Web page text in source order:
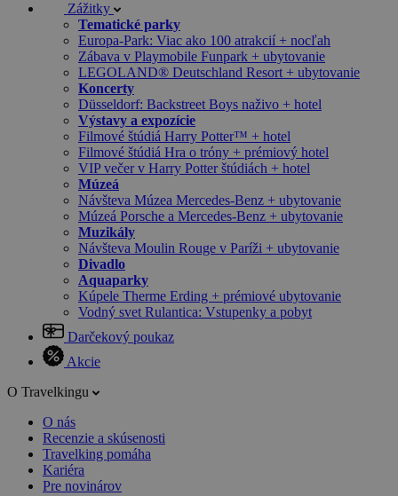
Zážitky
Tematické parky
Europa-Park: Viac ako 100 atrakcií + nocľah
Zábava v Playmobile Funpark + ubytovanie
LEGOLAND® Deutschland Resort + ubytovanie
Koncerty
Düsseldorf: Backstreet Boys naživo + hotel
Výstavy a expozície
Filmové štúdiá Harry Potter™ + hotel
Filmové štúdiá Hra o tróny + prémiový hotel
VIP večer v Harry Potter štúdiách + hotel
Múzeá
Návšteva Múzea Mercedes-Benz + ubytovanie
Múzeá Porsche a Mercedes-Benz + ubytovanie
Muzikály
Návšteva Moulin Rouge v Paríži + ubytovanie
Divadlo
Aquaparky
Kúpele Therme Erding + prémiové ubytovanie
Vodný svet Rulantica: Vstupenky a pobyt
Darčekový poukaz
Akcie
O Travelkingu
O nás
Recenzie a skúsenosti
Travelking pomáha
Kariéra
Pre novinárov